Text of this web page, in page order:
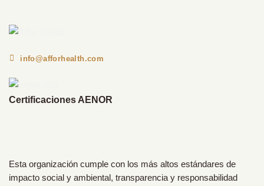
info@afforhealth.com
Certificaciones AENOR
Esta organización cumple con los más altos estándares de
impacto social y ambiental, transparencia y responsabilidad